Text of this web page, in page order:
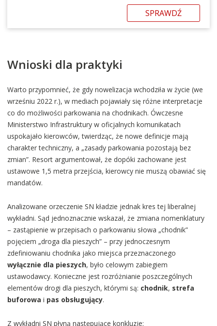
SPRAWDŹ
Wnioski dla praktyki
Warto przypomnieć, że gdy nowelizacja wchodziła w życie (we
wrześniu 2022 r.), w mediach pojawiały się różne interpretacje
co do możliwości parkowania na chodnikach. Ówczesne
Ministerstwo Infrastruktury w oficjalnych komunikatach
uspokajało kierowców, twierdząc, że nowe definicje mają
charakter techniczny, a „zasady parkowania pozostają bez
zmian”. Resort argumentował, że dopóki zachowane jest
ustawowe 1,5 metra przejścia, kierowcy nie muszą obawiać się
mandatów.
Analizowane orzeczenie SN kładzie jednak kres tej liberalnej
wykładni. Sąd jednoznacznie wskazał, że zmiana nomenklatury
– zastąpienie w przepisach o parkowaniu słowa „chodnik”
pojęciem „droga dla pieszych” – przy jednoczesnym
zdefiniowaniu chodnika jako miejsca przeznaczonego
wyłącznie dla pieszych, było celowym zabiegiem
ustawodawcy. Konieczne jest rozróżnianie poszczególnych
elementów drogi dla pieszych, którymi są: chodnik, strefa
buforowa i pas obsługujący.
Z wykładni SN płyną następujące konkluzje: